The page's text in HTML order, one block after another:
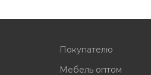
Покупателю
Мебель оптом